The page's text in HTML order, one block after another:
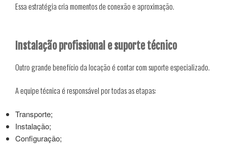
Essa estratégia cria momentos de conexão e aproximação.
Instalação profissional e suporte técnico
Outro grande benefício da locação é contar com suporte especializado.
A equipe técnica é responsável por todas as etapas:
Transporte;
Instalação;
Configuração;